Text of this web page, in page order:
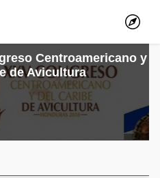
Centroamericano y
de Avicultura